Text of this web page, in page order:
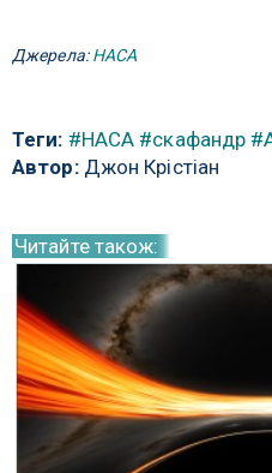
Джерела:НАСА
Теги: #НАСА #скафандр
Автор:Джон Крістіан
Читайте також: